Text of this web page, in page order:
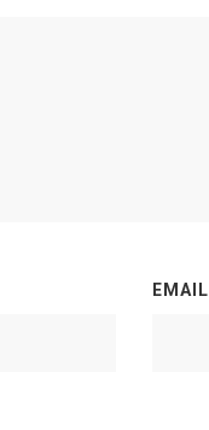
EMAIL